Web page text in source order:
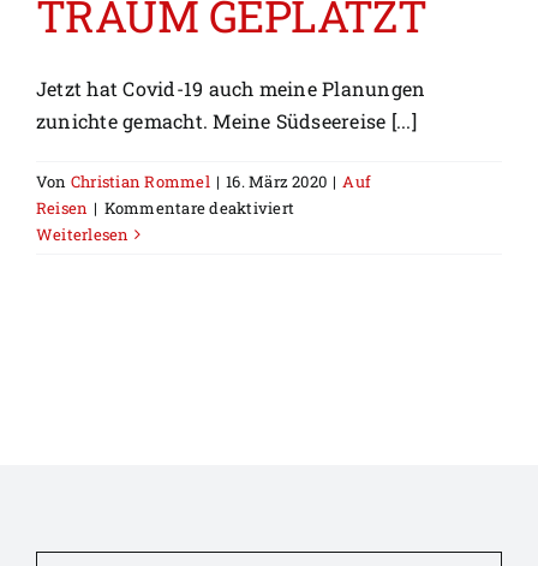
TRAUM GEPLATZT
Jetzt hat Covid-19 auch meine Planungen
zunichte gemacht. Meine Südseereise [...]
Von Christian Rommel | 16. März 2020 | Auf
Reisen | Kommentare deaktiviertfür
Weiterlesen